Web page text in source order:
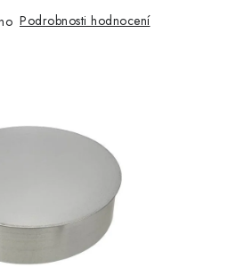
Podrobnosti hodnocení